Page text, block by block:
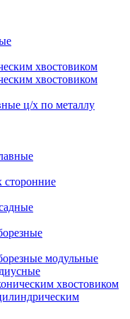
хвостовиком
хвостовиком
ц/х по металлу
сторонние
модульные
хвостовиком